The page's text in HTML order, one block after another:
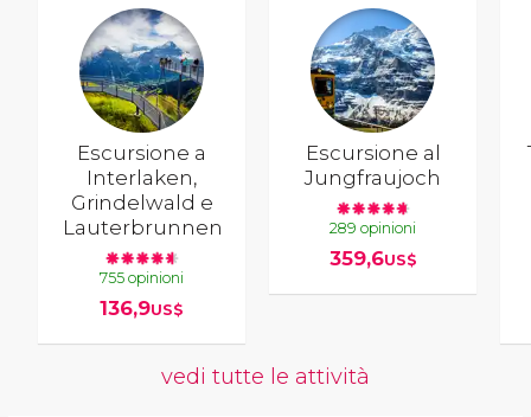
Escursione a
Interlaken,
Grindelwald e
Lauterbrunnen
755 opinioni
136,9US$
Escursione al
Jungfraujoch
289 opinioni
359,6US$
vedi tutte le attività